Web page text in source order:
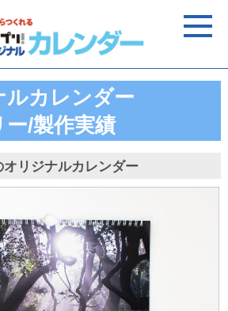
ルカレンダー
ー/製作実績
オリジナルカレンダー